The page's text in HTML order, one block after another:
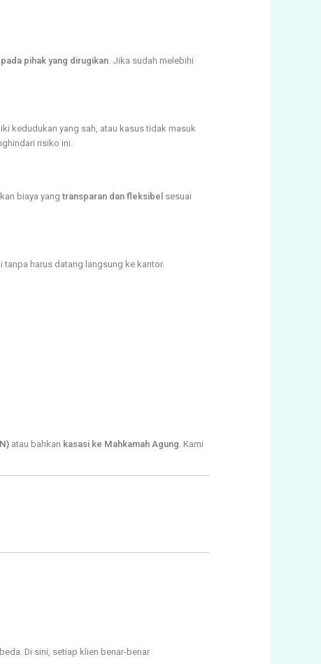
pihak yang dirugikan. Jika sudah melebihi
kedudukan yang sah, atau kasus tidak masuk
risiko ini.
biaya yang transparan dan fleksibelsesuai
harus datang langsung ke kantor.
atau bahkan kasasi ke Mahkamah Agung. Kami
Di sini, setiap klien benar-benar